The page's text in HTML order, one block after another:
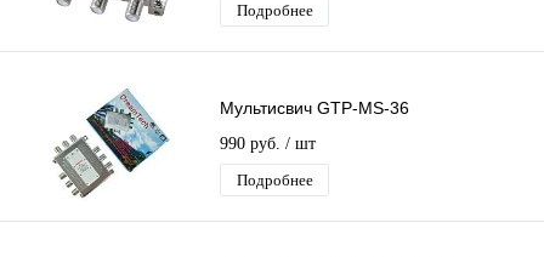
Подробнее
Мультисвич GTP-MS-36
990 руб. / шт
Подробнее